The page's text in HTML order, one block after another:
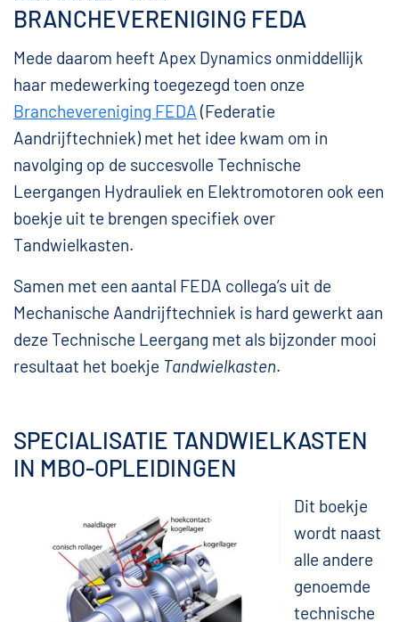
BRANCHEVERENIGING FEDA
Mede daarom heeft Apex Dynamics onmiddellijk
haar medewerking toegezegd toen onze
Branchevereniging FEDA (Federatie
Aandrijftechniek) met het idee kwam om in
navolging op de succesvolle Technische
Leergangen Hydrauliek en Elektromotoren ook een
boekje uit te brengen specifiek over
Tandwielkasten.
Samen met een aantal FEDA collega’s uit de
Mechanische Aandrijftechniek is hard gewerkt aan
deze Technische Leergang met als bijzonder mooi
resultaat het boekje Tandwielkasten.
SPECIALISATIE TANDWIELKASTEN
IN MBO-OPLEIDINGEN
Dit boekje
wordt naast
alle andere
genoemde
technische